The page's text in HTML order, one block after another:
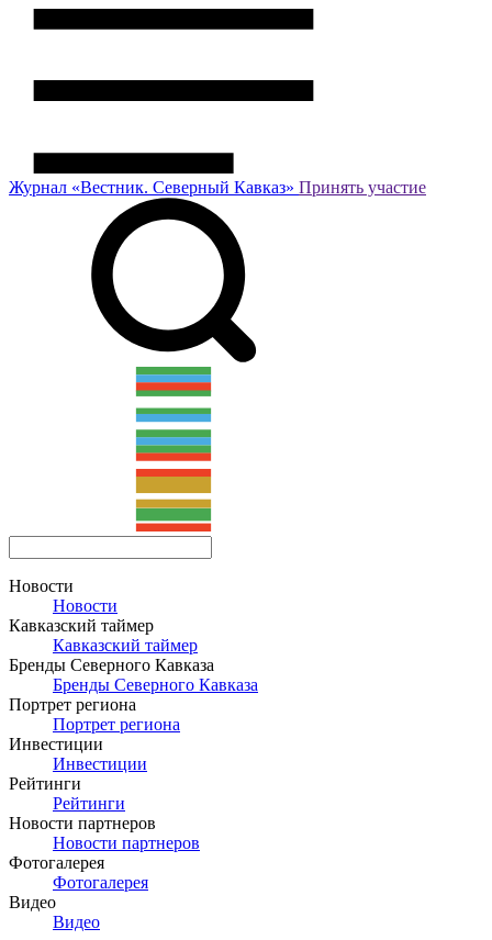
Журнал «Вестник. Северный Кавказ» Принять участие
Новости
Новости
Кавказский таймер
Кавказский таймер
Бренды Северного Кавказа
Бренды Северного Кавказа
Портрет региона
Портрет региона
Инвестиции
Инвестиции
Рейтинги
Рейтинги
Новости партнеров
Новости партнеров
Фотогалерея
Фотогалерея
Видео
Видео